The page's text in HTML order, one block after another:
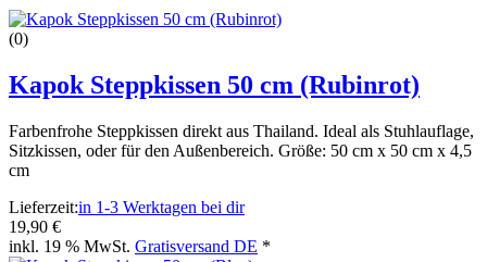
(0)
Kapok Steppkissen 50 cm (Rubinrot)
Farbenfrohe Steppkissen direkt aus Thailand. Ideal als Stuhlauflage,
Sitzkissen, oder für den Außenbereich. Größe: 50 cm x 50 cm x 4,5
cm
Lieferzeit:in 1-3 Werktagen bei dir
19,90 €
inkl. 19 % MwSt. Gratisversand DE *